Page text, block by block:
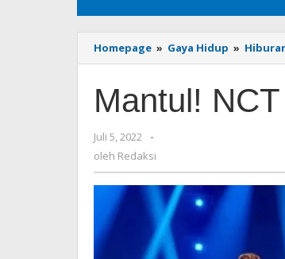
Homepage » Gaya Hidup »
Mantul!
Juli 5, 2022
oleh
Redaksi
-
oleh Redaksi